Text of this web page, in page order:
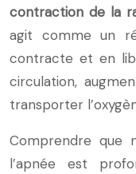
contraction de la
agit comme un
contracte et en
circulation,
transporter
Comprendre que
l’apnée est